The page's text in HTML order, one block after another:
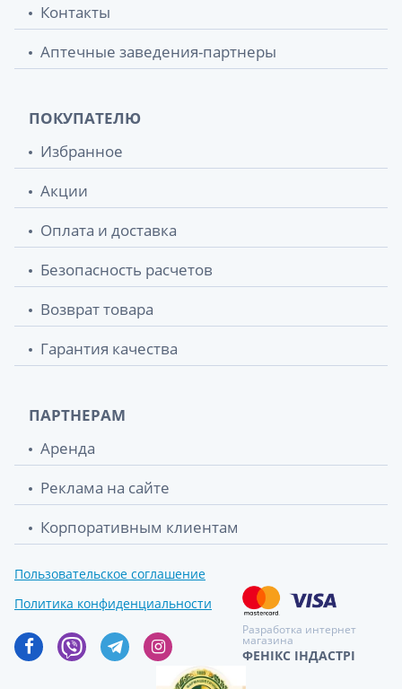
Контакты
Аптечные заведения-партнеры
ПОКУПАТЕЛЮ
Избранное
Акции
Оплата и доставка
Безопасность расчетов
Возврат товара
Гарантия качества
ПАРТНЕРАМ
Аренда
Реклама на сайте
Корпоративным клиентам
Пользовательское соглашение
Политика конфиденциальности
Разработка интернет
магазина
ФЕНІКС ІНДАСТРІ